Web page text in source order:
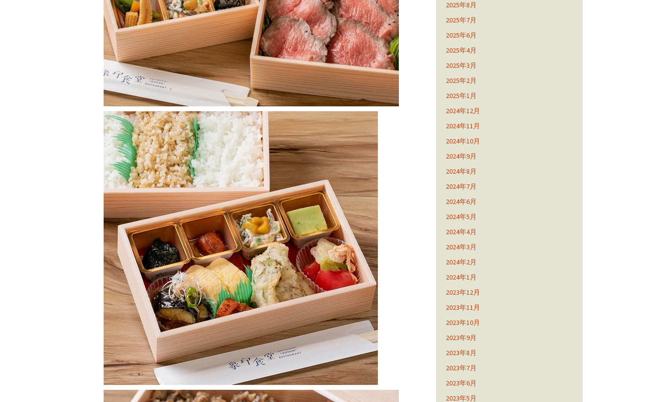
2025年8月
2025年7月
2025年6月
2025年4月
2025年3月
2025年2月
2025年1月
2024年12月
2024年11月
2024年10月
2024年9月
2024年8月
2024年7月
2024年6月
2024年5月
2024年4月
2024年3月
2024年2月
2024年1月
2023年12月
2023年11月
2023年10月
2023年9月
2023年8月
2023年7月
2023年6月
2023年5月